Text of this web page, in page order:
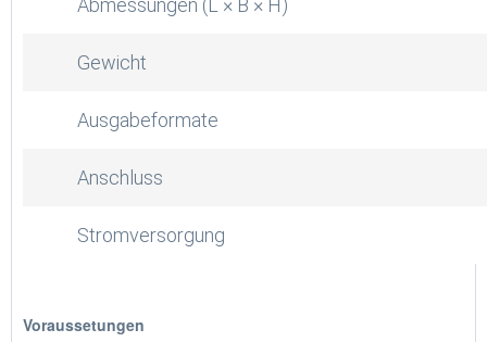
Abmessungen (L × B × H)
Gewicht
Ausgabeformate
Anschluss
Stromversorgung
Voraussetungen